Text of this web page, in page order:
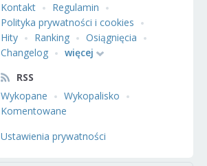
Kontakt
Regulamin
Polityka prywatności i cookies
Hity
Ranking
Osiągnięcia
Changelog
więcej
RSS
Wykopane
Wykopalisko
Komentowane
Ustawienia prywatności